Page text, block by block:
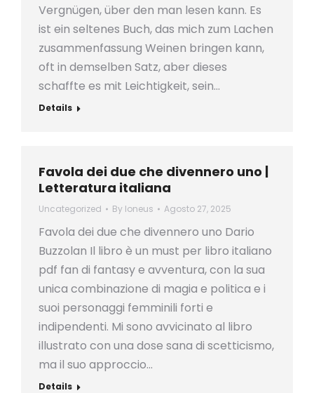
Vergnügen, über den man lesen kann. Es
ist ein seltenes Buch, das mich zum Lachen
zusammenfassung Weinen bringen kann,
oft in demselben Satz, aber dieses
schaffte es mit Leichtigkeit, sein…
Details
Favola dei due che divennero uno |
Letteratura italiana
Uncategorized By loneus Agosto 27, 2025
Favola dei due che divennero uno Dario
Buzzolan Il libro è un must per libro italiano
pdf fan di fantasy e avventura, con la sua
unica combinazione di magia e politica e i
suoi personaggi femminili forti e
indipendenti. Mi sono avvicinato al libro
illustrato con una dose sana di scetticismo,
ma il suo approccio…
Details